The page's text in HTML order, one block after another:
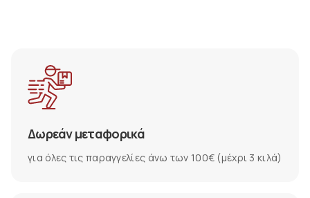
Δωρεάν μεταφορικά
για όλες τις παραγγελίες άνω των 100€ (μέχρι 3 κιλά)